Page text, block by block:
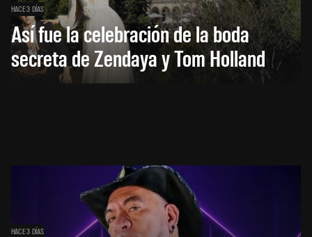
HACE 3 DÍAS
Así fue la celebración de la boda
secreta de Zendaya y Tom Holland
HACE 3 DÍAS